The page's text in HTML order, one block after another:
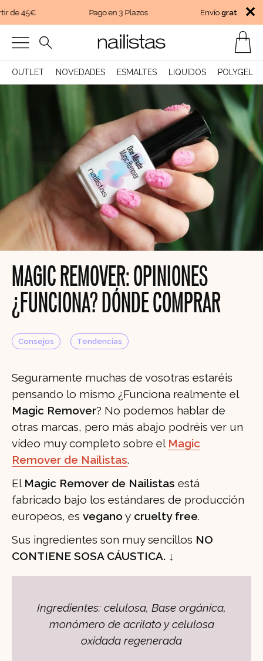
de 45€ Pago en 3 Plazos Envíogratisa partir
✕
OUTLET NOVEDADES ESMALTES LIQUIDOS POLYGEL
MAGIC REMOVER: OPINIONES
¿FUNCIONA? DÓNDE COMPRAR
Consejos Tendencias
Seguramente muchas de vosotras estaréis
pensando lo mismo ¿Funciona realmente el
Magic Remover? No podemos hablar de
otras marcas, pero más abajo podréis ver un
vídeo muy completo sobre el Magic
Remover de Nailistas.
El Magic Remover de Nailistas está
fabricado bajo los estándares de producción
europeos, es vegano y cruelty free.
Sus ingredientes son muy sencillos NO
CONTIENE SOSA CÁUSTICA. ↓
Ingredientes: celulosa, Base orgánica,
monómero de acrilato y celulosa
oxidada regenerada